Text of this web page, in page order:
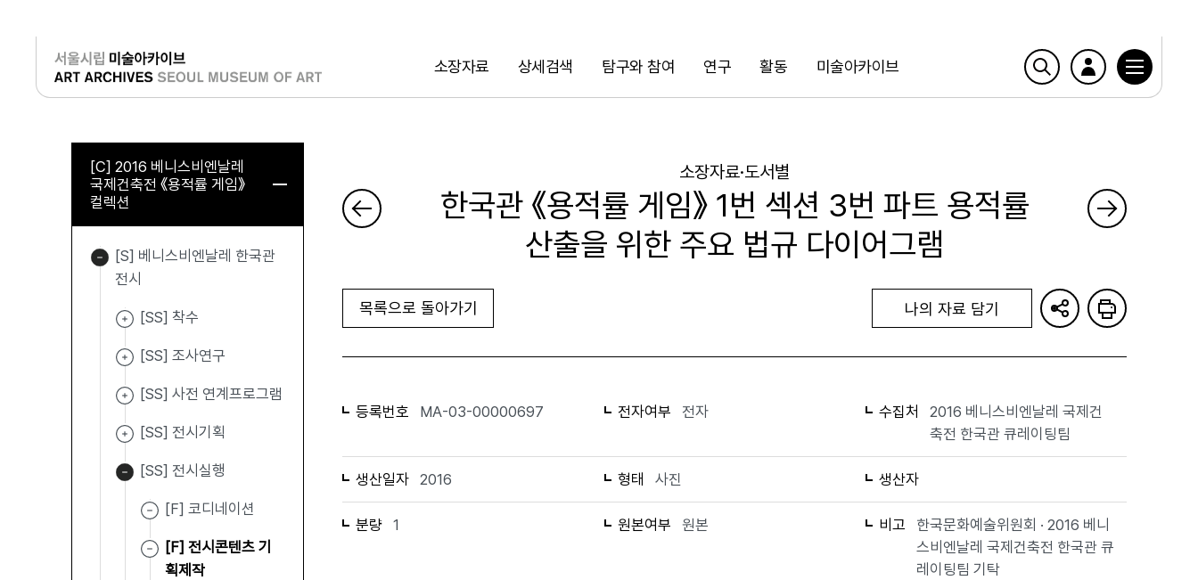
소장자료 상세검색 탐구와 참여 연구 활동 미술아카이브
검색
로그인
[C] 2016 베니스비엔날레
국제건축전 《용적률 게임》
컬렉션
[S] 베니스비엔날레 한국관
전시
[SS] 착수
[SS] 조사연구
[SS] 사전 연계프로그램
[SS] 전시기획
[SS] 전시실행
[F] 코디네이션
[F] 전시콘텐츠 기
획제작
소장자료·도서별
한국관 《용적률 게임》 1번 섹션 3번 파트 용적률
산출을 위한 주요 법규 다이어그램
목록으로 돌아가기 나의 자료 담기
등록번호 MA-03-00000697 전자여부 전자 수집처
2016 베니스비엔날레 국제건
축전 한국관 큐레이팅팀
생산일자 2016 형태 사진 생산자
분량 1 원본여부 원본 비고
한국문화예술위원회 · 2016 베니
스비엔날레 국제건축전 한국관 큐
레이팅팀 기탁